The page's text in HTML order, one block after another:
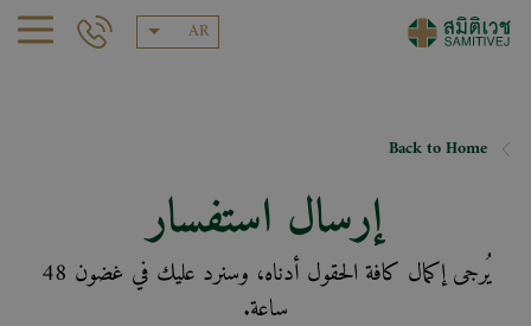
AR
Back to Home
إرسال استفسار
يُرجى إكمال كافة الحقول أدناه، وسنرد عليك في غضون 48
ساعة.